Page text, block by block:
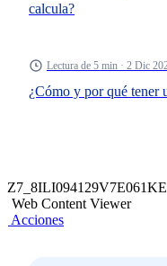
calcula?
¿Cómo y por qué tener
Lectura de 5 min · 2 Dic
Web Content Viewer
Acciones